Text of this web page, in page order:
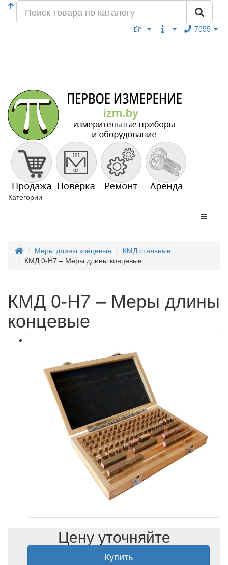
7055
Категории
Меры длины концевые
КМД стальные
КМД 0-Н7 – Меры длины концевые
КМД 0-Н7 – Меры длины
концевые
Цену уточняйте
Купить